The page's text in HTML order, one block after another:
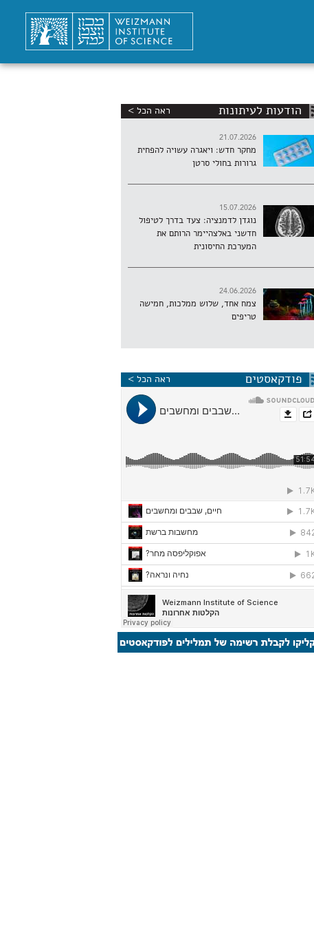
הודעות לעיתונות ראה הכל >
21.07.2026
מחקר חדש: ויאגרה עשויה להפחית
גרורות בחולי סרטן
15.07.2026
נוגדן לדמנציה: צעד בדרך לטיפול
חדשני באלצהיימר הרותם את
המערכת החיסונית
24.06.2026
צמח אחד, שלוש ממלכות, חמישה
טריפים
פודקאסטים ראה הכל >